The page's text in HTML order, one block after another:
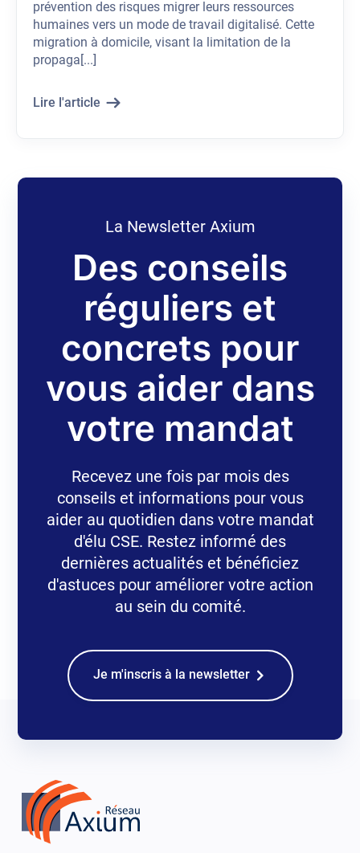
prévention des risques migrer leurs ressources
humaines vers un mode de travail digitalisé. Cette
migration à domicile, visant la limitation de la
propaga[...]
Lire l'article
La Newsletter Axium
Des conseils
réguliers et
concrets pour
vous aider dans
votre mandat
Recevez une fois par mois des
conseils et informations pour vous
aider au quotidien dans votre mandat
d'élu CSE. Restez informé des
dernières actualités et bénéficiez
d'astuces pour améliorer votre action
au sein du comité.
Je m'inscris à la newsletter